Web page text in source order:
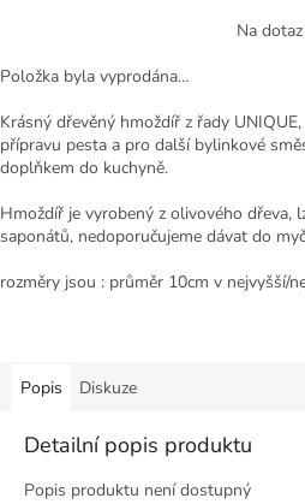
Na dotaz
Položka byla vyprodána…
Krásný dřevěný hmoždíř z řady
přípravu pesta a pro další bylinkové
doplňkem do kuchyně.
Hmoždíř je vyrobený z olivového dřeva,
saponátů, nedoporučujeme dávat do
rozměry jsou : průměr 10cm v nejvyšší/
Popis Diskuze
Detailní popis produktu
Popis produktu není dostupný